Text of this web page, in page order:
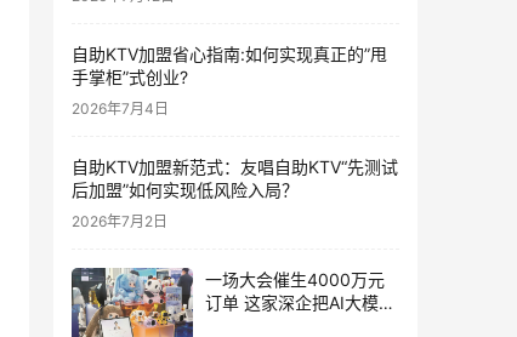
自助KTV加盟省心指南:如何实现真正的”甩
手掌柜”式创业?
2026年7月4日
自助KTV加盟新范式：友唱自助KTV“先测试
后加盟”如何实现低风险入局？
2026年7月2日
一场大会催生4000万元
订单 这家深企把AI大模型